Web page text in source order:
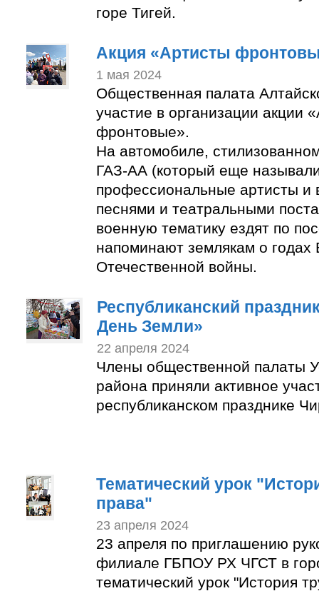
горе Тигей.
Акция «Артисты
1 мая 2024
Общественная палата
участие в организации акции
фронтовые».
На автомобиле,
ГАЗ-АА (который еще
профессиональные артисты и
песнями и театральными
военную тематику ездят по
напоминают землякам о годах
Отечественной войны.
Республиканский
День Земли»
22 апреля 2024
Члены общественной палаты
района приняли активное
республиканском празднике
Тематический урок
права"
23 апреля 2024
23 апреля по приглашению
филиале ГБПОУ РХ ЧГСТ в
тематический урок "История